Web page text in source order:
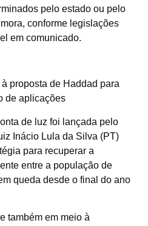
pelo estado ou pelo
conforme legislações
em comunicado.
proposta de Haddad para
de aplicações
de luz foi lançada pelo
Inácio Lula da Silva (PT)
para recuperar a
entre a população de
queda desde o final do ano
também em meio à